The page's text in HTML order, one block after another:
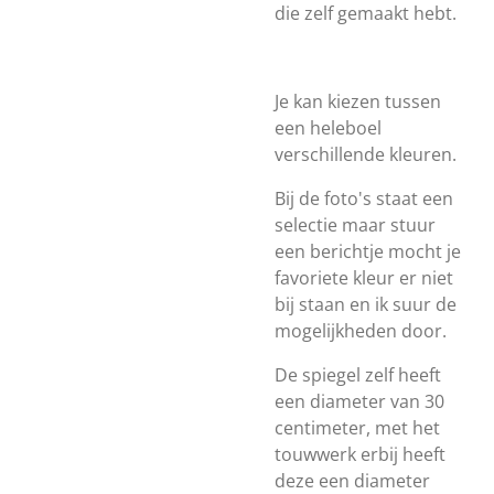
die zelf gemaakt hebt.
Je kan kiezen tussen
een heleboel
verschillende kleuren.
Bij de foto's staat een
selectie maar stuur
een berichtje mocht je
favoriete kleur er niet
bij staan en ik suur de
mogelijkheden door.
De spiegel zelf heeft
een diameter van 30
centimeter, met het
touwwerk erbij heeft
deze een diameter